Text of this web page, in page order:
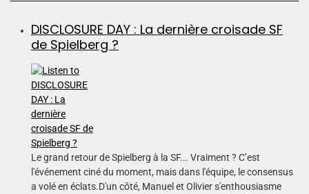
DISCLOSURE DAY : La dernière croisade SF
de Spielberg ?
Le grand retour de Spielberg à la SF... Vraiment ? C’est
l'événement ciné du moment, mais dans l'équipe, le consensus
a volé en éclats.D'un côté, Manuel et Olivier s'enthousiasme